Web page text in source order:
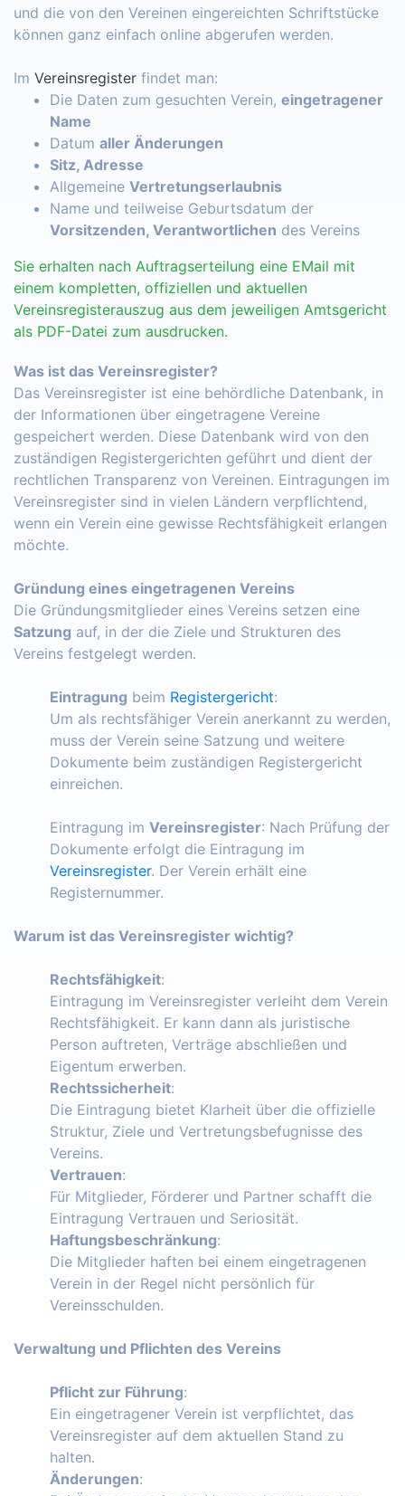
und die von den Vereinen eingereichten Schriftstücke
können ganz einfach online abgerufen werden.
Im Vereinsregister findet man:
Die Daten zum gesuchten Verein, eingetragener
Name
Datum aller Änderungen
Sitz, Adresse
Allgemeine Vertretungserlaubnis
Name und teilweise Geburtsdatum der
Vorsitzenden, Verantwortlichen des Vereins
Sie erhalten nach Auftragserteilung eine EMail mit
einem kompletten, offiziellen und aktuellen
Vereinsregisterauszug aus dem jeweiligen Amtsgericht
als PDF-Datei zum ausdrucken.
Was ist das Vereinsregister?
Das Vereinsregister ist eine behördliche Datenbank, in
der Informationen über eingetragene Vereine
gespeichert werden. Diese Datenbank wird von den
zuständigen Registergerichten geführt und dient der
rechtlichen Transparenz von Vereinen. Eintragungen im
Vereinsregister sind in vielen Ländern verpflichtend,
wenn ein Verein eine gewisse Rechtsfähigkeit erlangen
möchte.
Gründung eines eingetragenen Vereins
Die Gründungsmitglieder eines Vereins setzen eine
Satzung auf, in der die Ziele und Strukturen des
Vereins festgelegt werden.
Eintragung beim Registergericht:
Um als rechtsfähiger Verein anerkannt zu werden,
muss der Verein seine Satzung und weitere
Dokumente beim zuständigen Registergericht
einreichen.
Eintragung im Vereinsregister: Nach Prüfung der
Dokumente erfolgt die Eintragung im
Vereinsregister. Der Verein erhält eine
Registernummer.
Warum ist das Vereinsregister wichtig?
Rechtsfähigkeit:
Eintragung im Vereinsregister verleiht dem Verein
Rechtsfähigkeit. Er kann dann als juristische
Person auftreten, Verträge abschließen und
Eigentum erwerben.
Rechtssicherheit:
Die Eintragung bietet Klarheit über die offizielle
Struktur, Ziele und Vertretungsbefugnisse des
Vereins.
Vertrauen:
Für Mitglieder, Förderer und Partner schafft die
Eintragung Vertrauen und Seriosität.
Haftungsbeschränkung:
Die Mitglieder haften bei einem eingetragenen
Verein in der Regel nicht persönlich für
Vereinsschulden.
Verwaltung und Pflichten des Vereins
Pflicht zur Führung:
Ein eingetragener Verein ist verpflichtet, das
Vereinsregister auf dem aktuellen Stand zu
halten.
Änderungen: